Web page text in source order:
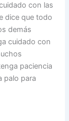
con las
dice que todo
demás
cuidado con
paciencia
palo para